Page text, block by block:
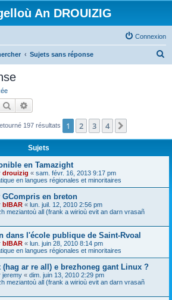
An DROUIZIG
Connexion
Sujets sans réponse
c
Rechercher
197 résultats 1 2 3 4
Sujets
en Tamazight
drouizig « sam. févr. 16, 2013 9:17 pm
en langues régionales et minoritaires
en breton
bIBAR « lun. juil. 12, 2010 2:56 pm
meziantoù all (frank a wirioù evit an darn vrasañ
dans l'école publique de Saint-Rvoal
bIBAR « lun. juin 28, 2010 8:14 pm
en langues régionales et minoritaires
ar re all) e brezhoneg gant Linux ?
jeremy « dim. juin 13, 2010 2:29 pm
meziantoù all (frank a wirioù evit an darn vrasañ